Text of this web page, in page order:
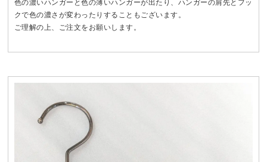
色の濃いハンガーと色の薄いハンガーが出たり、ハンガーの肩先とフッ
クで色の濃さが変わったりすることもございます。
ご理解の上、ご注文をお願いします。